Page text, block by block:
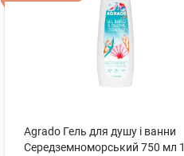
Agrado Гель для душу і ванни
Середземноморський 750 мл 1